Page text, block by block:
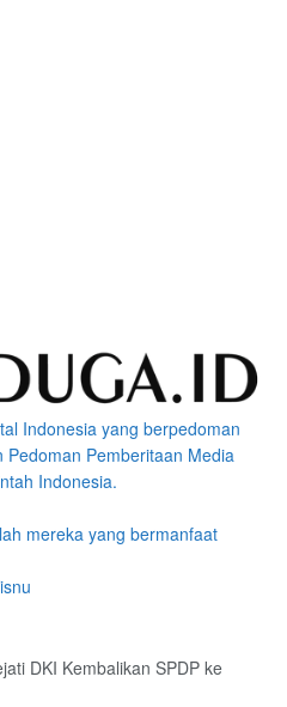
Indonesia yang berpedoman
Pemberitaan Media
Indonesia.
mereka yang bermanfaat
DKI Kembalikan SPDP ke